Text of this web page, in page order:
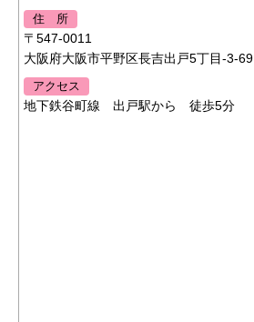
住 所
〒547-0011
大阪府大阪市平野区長吉出戸5丁目-3-69
アクセス
地下鉄谷町線 出戸駅から 徒歩5分